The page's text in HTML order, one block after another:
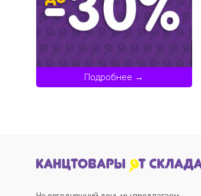
Подробнее →